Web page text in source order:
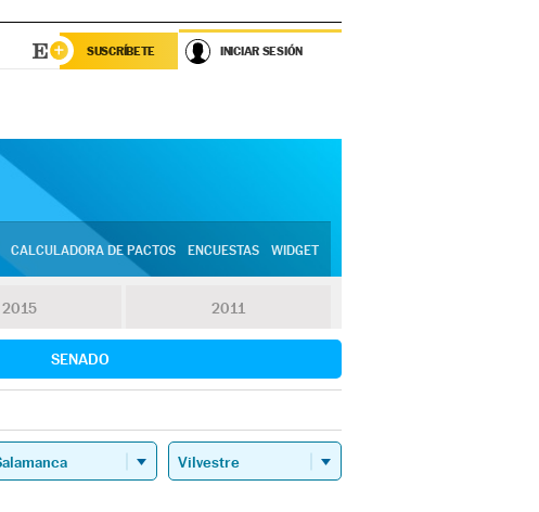
SUSCRÍBETE INICIAR SESIÓN
CALCULADORA DE PACTOS ENCUESTAS WIDGET
2015 2011
SENADO